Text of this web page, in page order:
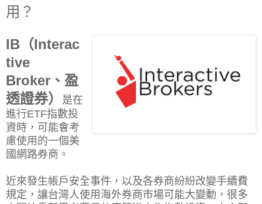
用？
IB（Interac
tive
Broker、盈
透證券）
是在
進行ETF指數投
資時，可能會考
慮使用的一個美
國網路券商。
近來發生帳戶安全事件，以及各券商紛紛改變手續費
規定，讓台灣人使用海外券商市場可能大變動，很多